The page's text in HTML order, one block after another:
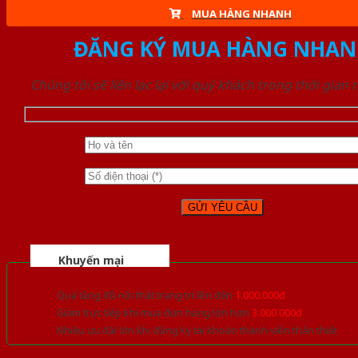
MUA HÀNG NHANH
ĐĂNG KÝ MUA HÀNG
Chúng tôi sẽ liên lạc lại với quý khách trong thời gian
Khuyến mại
Quà tặng đồ nội thất trang trí lên đến 1.000.000đ
Giảm trực tiếp khi mua đơn hàng lớn hơn 3.000.000đ
Nhiều ưu đãi lớn khi đăng ký tài khoản thành viên thân thiết